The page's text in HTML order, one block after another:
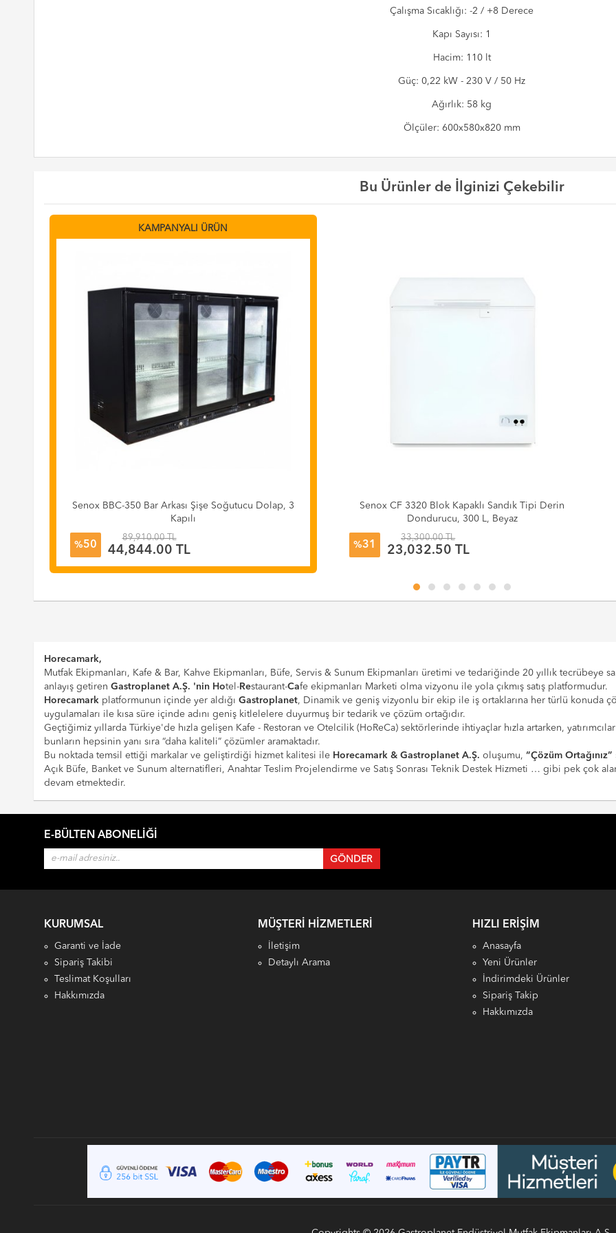
Çalışma Sıcaklığı: -2 / +8 Derece
Kapı Sayısı: 1
Hacim: 110 lt
Güç: 0,22 kW - 230 V / 50 Hz
Ağırlık: 58 kg
Ölçüler: 600x580x820 mm
Bu Ürünler de İlginizi Çekebilir
KAMPANYALI ÜRÜN
Senox BBC-350 Bar Arkası Şişe Soğutucu Dolap, 3
Kapılı
%50
89,910.00 TL
44,844.00 TL
Senox CF 3320 Blok Kapaklı Sandık Tipi Derin
Dondurucu, 300 L, Beyaz
%31
33,300.00 TL
23,032.50 TL
Horecamark,
Mutfak Ekipmanları, Kafe & Bar, Kahve Ekipmanları, Büfe, Servis & Sunum Ekipmanları üretimi ve tedariğinde 20 yıllık tecrübeye
anlayış getiren Gastroplanet A.Ş. 'nin Hotel-Restaurant-Cafe ekipmanları Marketi olma vizyonu ile yola çıkmış satış platformudur.
Horecamarkplatformunun içinde yer aldığı Gastroplanet, Dinamik ve geniş vizyonlu bir ekip ile iş ortaklarına her türlü konuda
uygulamaları ile kısa süre içinde adını geniş kitlelelere duyurmuş bir tedarik ve çözüm ortağıdır.
Geçtiğimiz yıllarda Türkiye'de hızla gelişen Kafe - Restoran ve Otelcilik (HoReCa) sektörlerinde ihtiyaçlar hızla artarken,
bunların hepsinin yanı sıra “daha kaliteli” çözümler aramaktadır.
Bu noktada temsil ettiği markalar ve geliştirdiği hizmet kalitesi ile Horecamark & Gastroplanet A.Ş. oluşumu, “Çözüm Ortağınız”
Açık Büfe, Banket ve Sunum alternatifleri, Anahtar Teslim Projelendirme ve Satış Sonrası Teknik Destek Hizmeti … gibi pek çok
devam etmektedir.
E-BÜLTEN ABONELIĞI
KURUMSAL
Garanti ve İade
Sipariş Takibi
Teslimat Koşulları
Hakkımızda
MÜŞTERI HIZMETLERI
İletişim
Detaylı Arama
HIZLI ERIŞIM
Anasayfa
Yeni Ürünler
İndirimdeki Ürünler
Sipariş Takip
Hakkımızda